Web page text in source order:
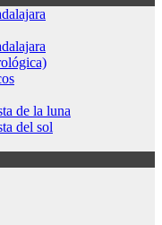
de la luna
del sol